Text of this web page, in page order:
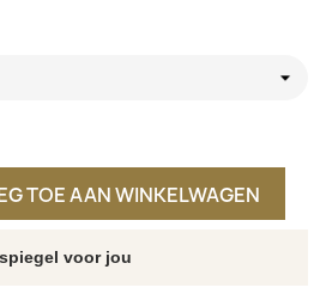
TOE AAN WINKELWAGEN
voor jou